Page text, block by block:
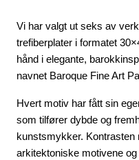
Vi har valgt ut seks av
trefiberplater i formatet
hånd i elegante,
navnet Baroque Fine Art
Hvert motiv har fått sin
som tilfører dybde og
kunstsmykker. Kontrasten
arkitektoniske motivene